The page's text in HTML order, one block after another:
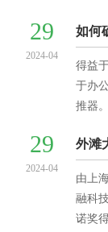
术的
29
2024-04
如何
得益
于办
推器
间，
29
2024-04
外滩
科技
由上
融科
诺奖